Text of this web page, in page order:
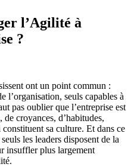
l’Agilité à
?
ont un point commun :
l’organisation, seuls capables à
pas oublier que l’entreprise est
croyances, d’habitudes,
sa culture. Et dans ce
les leaders disposent de la
insuffler plus largement